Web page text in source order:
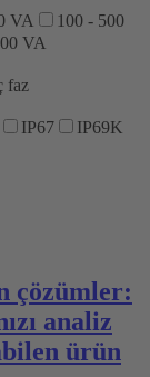
VA
100 - 500
VA
faz
IP67
IP69K
çözümler:
analiz
ürün